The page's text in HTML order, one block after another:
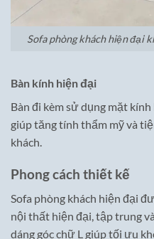
Sofa phòng khách hiện đại
Bàn kính hiện đại
Bàn đi kèm sử dụng mặt
giúp tăng tính thẩm mỹ và
khách.
Phong cách thiết kế
Sofa phòng khách hiện đại
nội thất hiện đại, tập trung
dáng góc chữ L giúp tối ưu